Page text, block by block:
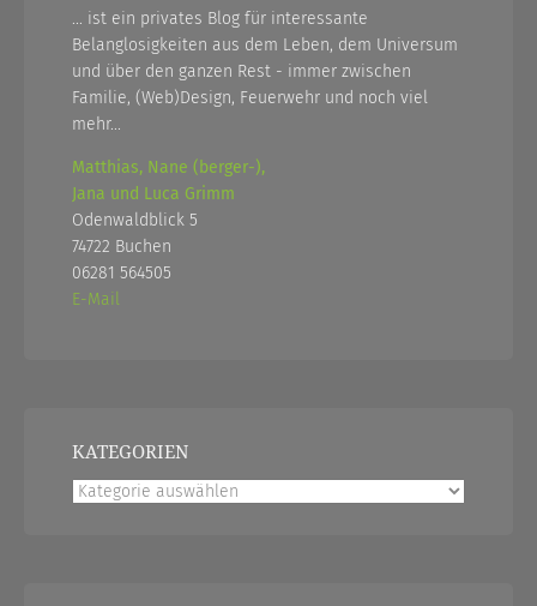
... ist ein privates Blog für interessante
Belanglosigkeiten aus dem Leben, dem Universum
und über den ganzen Rest - immer zwischen
Familie, (Web)Design, Feuerwehr und noch viel
mehr...
Matthias, Nane (berger-),
Jana und Luca Grimm
Odenwaldblick 5
74722 Buchen
06281 564505
E-Mail
KATEGORIEN
Kategorien